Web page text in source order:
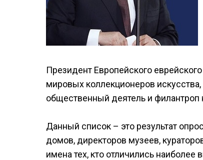
Президент Европейского
мировых коллекционеров
общественный деятель и филантроп
Данный список – это результат
домов, директоров музеев,
имена тех, кто отличились